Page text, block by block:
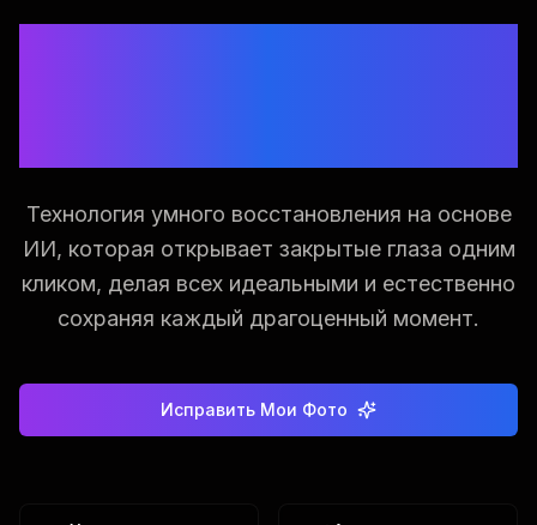
Технология умного восстановления на основе
ИИ, которая открывает закрытые глаза одним
кликом, делая всех идеальными и естественно
сохраняя каждый драгоценный момент.
Исправить Мои Фото